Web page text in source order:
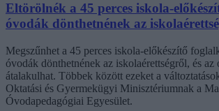
Eltörölnék a 45 perces iskola-
óvodák dönthetnének az
Megszűnhet a 45 perces iskola-előkészítő
óvodák dönthetnének az iskolaérettségről, és
átalakulhat. Többek között ezeket a
Oktatási és Gyermekügyi Minisztériumnak a
Óvodapedagógiai Egyesület.